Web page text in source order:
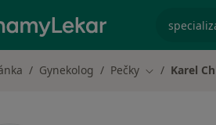
Gynekolog Pečky Změna města
Karel